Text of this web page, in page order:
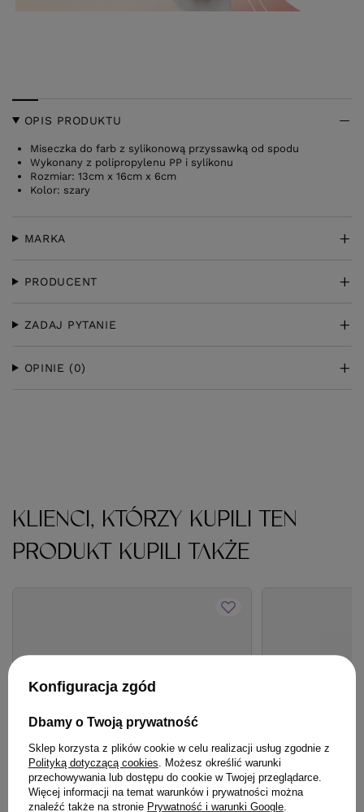
OPIS PRODUKTU
Miseczka do farb z sylikonową przyssawką od spodu
Wykonany z polipropylenu PP i sylikonu
Rozmiar: 13cm x 16cm x 6cm
Kolor: szary
MARKA
PRODUCENT
ZADAJ PYTANIE
OPINIE (0)
KLIENCI, KTÓRZY KUPILI TEN
PRODUKT KUPILI TAKŻE
Konfiguracja zgód
Dbamy o Twoją prywatność
Sklep korzysta z plików cookie w celu realizacji usług zgodnie z
Polityką dotyczącą cookies . Możesz określić warunki
przechowywania lub dostępu do cookie w Twojej przeglądarce.
Więcej informacji na temat warunków i prywatności można
znaleźć także na stronie Prywatność i warunki Google